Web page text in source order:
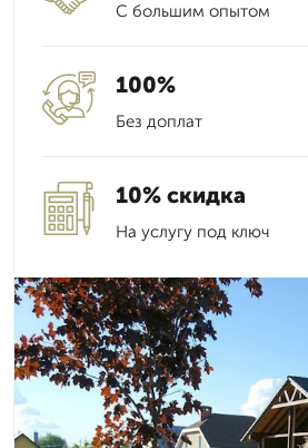
С большим опытом
100%
Без доплат
10% скидка
На услугу под ключ